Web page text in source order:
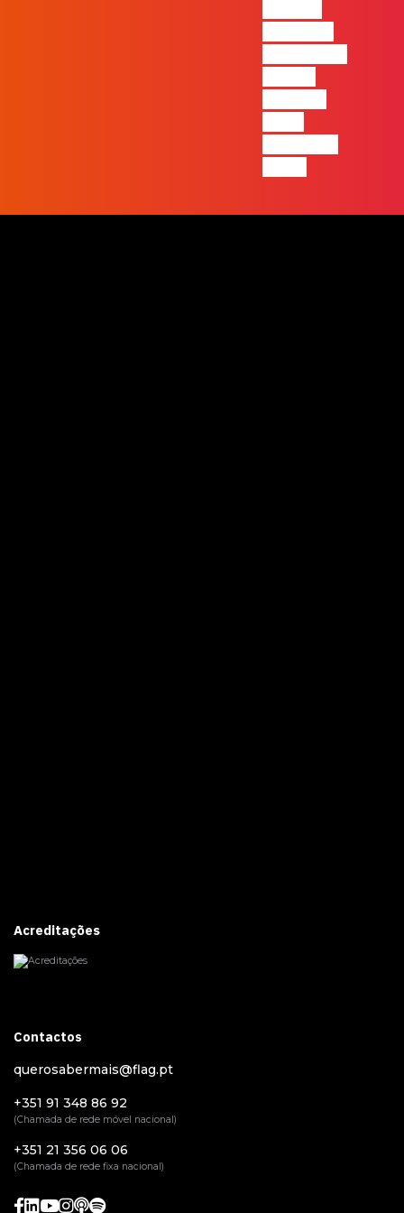
Acreditações
Contactos
querosabermais@flag.pt
+351 91 348 86 92
(Chamada de rede móvel nacional)
+351 21 356 06 06
(Chamada de rede fixa nacional)